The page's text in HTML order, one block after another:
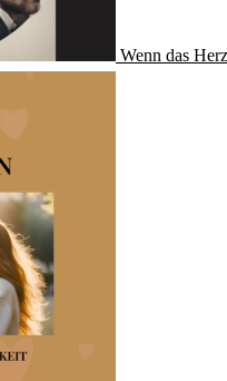
Wenn das